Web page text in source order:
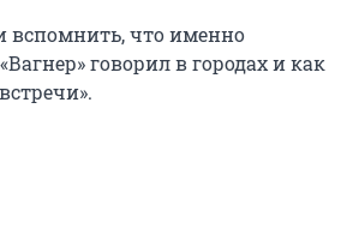
вспомнить, что именно
говорил в городах и как